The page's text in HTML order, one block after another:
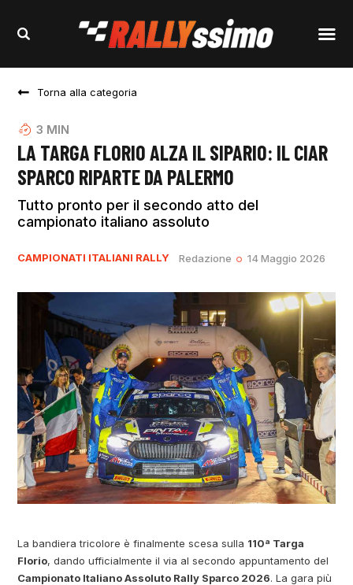
Torna alla categoria
3 MIN
LA TARGA FLORIO ALZA IL SIPARIO: IL CIAR
SPARCO RIPARTE DA PALERMO
Tutto pronto per il secondo atto del
campionato italiano assoluto
CAMPIONATI ITALIANI RALLY Redazione 14 Maggio 2026
La bandiera tricolore è finalmente scesa sulla 110ª Targa
Florio, dando ufficialmente il via al secondo appuntamento del
Campionato Italiano Assoluto Rally Sparco 2026. La gara più